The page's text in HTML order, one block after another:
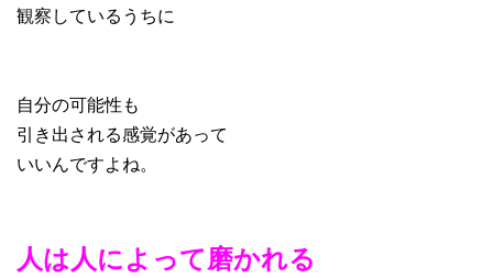
観察しているうちに
自分の可能性も
引き出される感覚があって
いいんですよね。
人は人によって磨かれる